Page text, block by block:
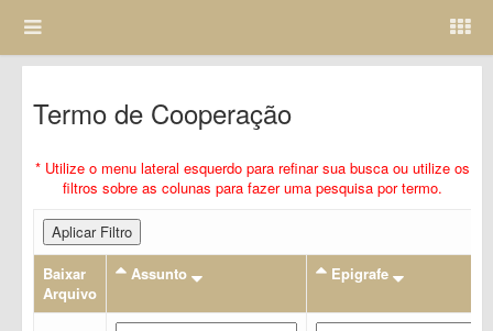
Termo de Cooperação
* Utilize o menu lateral esquerdo para refinar sua busca ou utilize os
filtros sobre as colunas para fazer uma pesquisa por termo.
Aplicar Filtro
Baixar
Arquivo
Assunto Epigrafe